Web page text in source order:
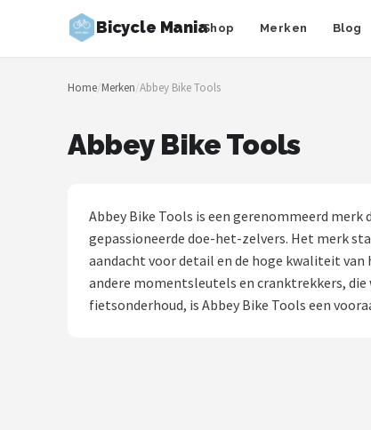
Bicycle ManiaShop Merken Blog
Zoeken
NAVIGATIE
Fietsroutes
Kinderfietsen
Home/Merken/Abbey Bike Tools
Abbey Bike Tools
Abbey Bike Tools is een gerenommeerd
gepassioneerde doe-het-zelvers. Het merk
aandacht voor detail en de hoge kwaliteit van
andere momentsleutels en cranktrekkers,
fietsonderhoud, is Abbey Bike Tools een